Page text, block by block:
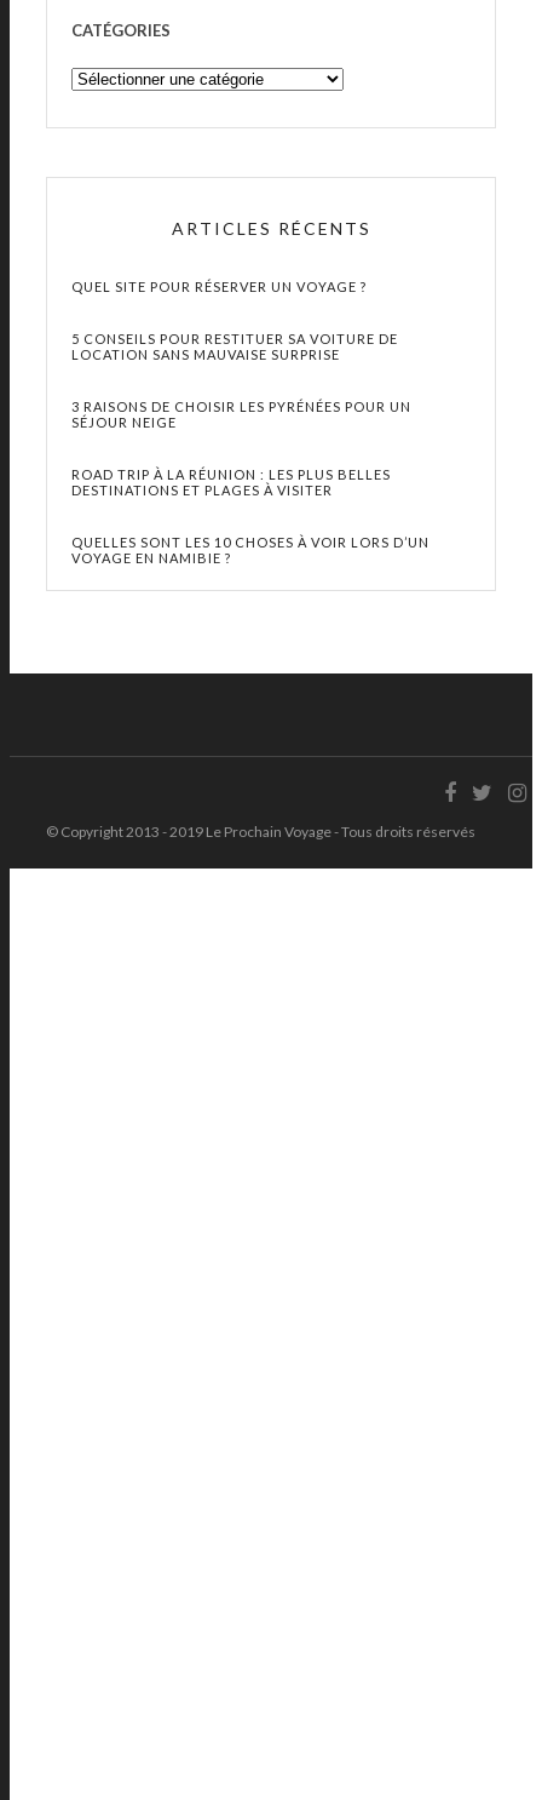
CATÉGORIES
ARTICLES RÉCENTS
QUEL SITE POUR RÉSERVER UN VOYAGE ?
5 CONSEILS POUR RESTITUER SA VOITURE DE
LOCATION SANS MAUVAISE SURPRISE
3 RAISONS DE CHOISIR LES PYRÉNÉES POUR UN
SÉJOUR NEIGE
ROAD TRIP À LA RÉUNION : LES PLUS BELLES
DESTINATIONS ET PLAGES À VISITER
QUELLES SONT LES 10 CHOSES À VOIR LORS D’UN
VOYAGE EN NAMIBIE ?
© Copyright 2013 - 2019 Le Prochain Voyage - Tous droits réservés